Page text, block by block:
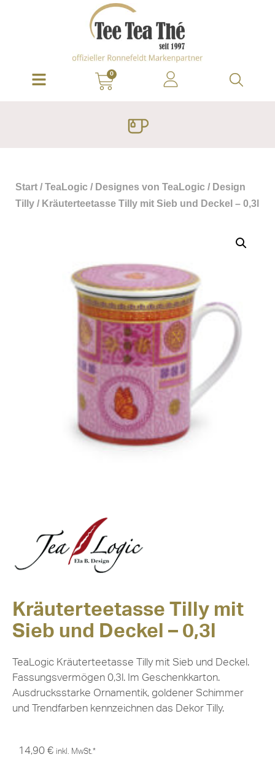
0
Start / TeaLogic / Designes von TeaLogic / Design
Tilly / Kräuterteetasse Tilly mit Sieb und Deckel – 0,3l
Kräuterteetasse Tilly mit
Sieb und Deckel – 0,3l
TeaLogic Kräuterteetasse Tilly mit Sieb und Deckel.
Fassungsvermögen 0,3l. Im Geschenkkarton.
Ausdrucksstarke Ornamentik, goldener Schimmer
und Trendfarben kennzeichnen das Dekor Tilly.
14,90 € inkl. MwSt.*